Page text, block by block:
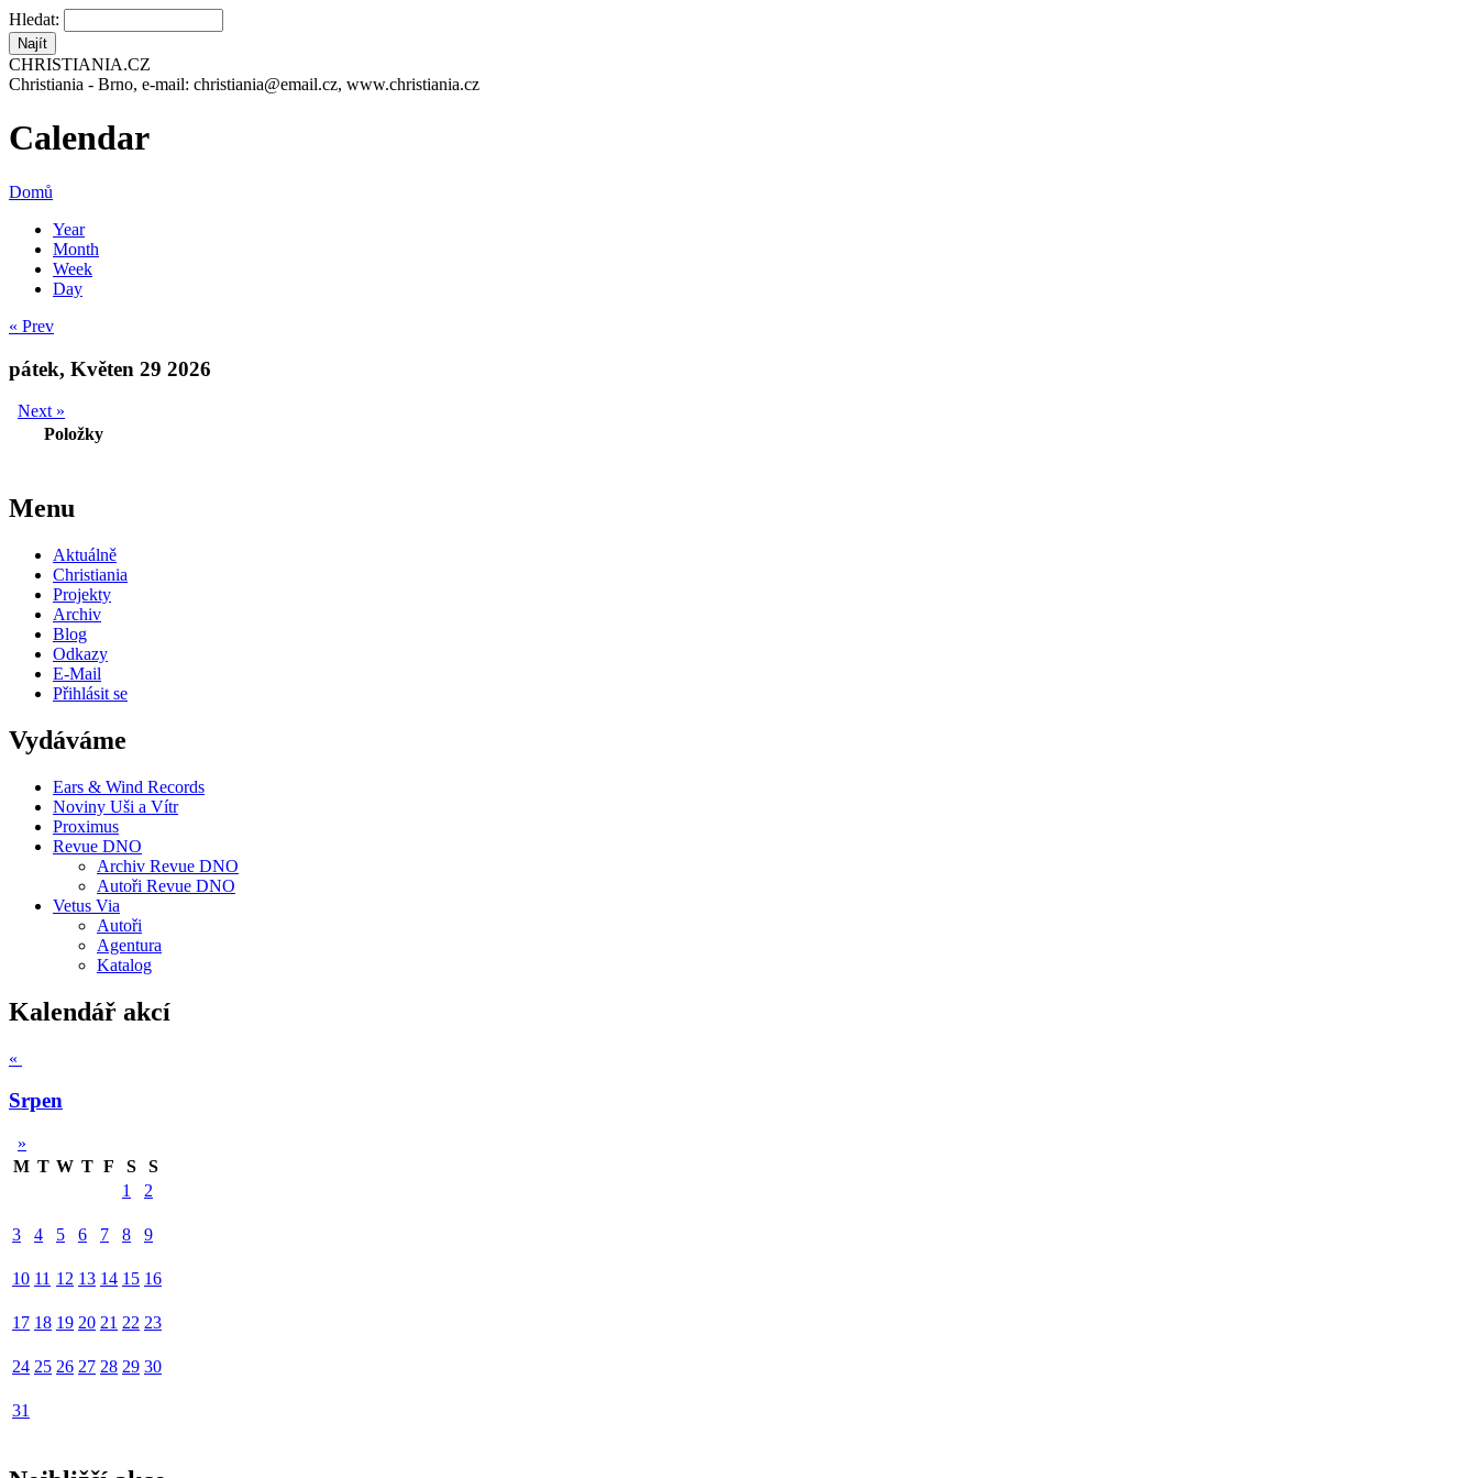
Hledat:
CHRISTIANIA.CZ
Christiania - Brno, e-mail: christiania@email.cz, www.christiania.cz
Calendar
Domů
Year
Month
Week
Day
« Prev
pátek, Květen 29 2026
Next »
Položky
Menu
Aktuálně
Christiania
Projekty
Archiv
Blog
Odkazy
E-Mail
Přihlásit se
Vydáváme
Ears & Wind Records
Noviny Uši a Vítr
Proximus
Revue DNO
Archiv Revue DNO
Autoři Revue DNO
Vetus Via
Autoři
Agentura
Katalog
Kalendář akcí
«
Srpen
»
M T W T F S
S
1
2
3 4 5 6 7 8 9
10 11 12 13 14 15 16
17 18 19 20 21 22 23
24 25 26 27 28 29 30
31